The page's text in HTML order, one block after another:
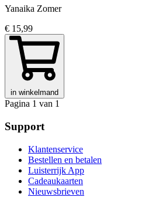
Yanaika Zomer
€ 15,99
in winkelmand
Pagina 1 van 1
Support
Klantenservice
Bestellen en betalen
Luisterrijk App
Cadeaukaarten
Nieuwsbrieven